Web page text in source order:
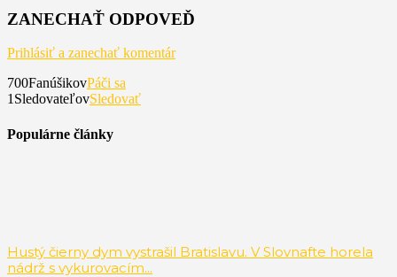
ZANECHAŤ ODPOVEĎ
Prihlásiť a zanechať komentár
700FanúšikovPáči sa
1 SledovateľovSledovať
Populárne články
Hustý čierny dym vystrašil Bratislavu. V Slovnafte horela
nádrž s vykurovacím...